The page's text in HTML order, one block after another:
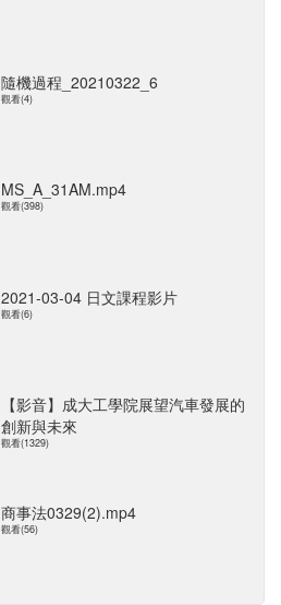
隨機過程_20210322_6
觀看(4)
MS_A_31AM.mp4
觀看(398)
2021-03-04 日文課程影片
觀看(6)
【影音】成大工學院展望汽車發展的
創新與未來
觀看(1329)
商事法0329(2).mp4
觀看(56)